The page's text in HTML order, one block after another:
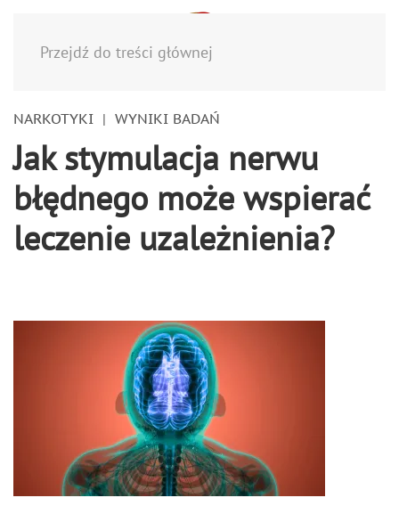
Przejdź do treści głównej
NARKOTYKI WYNIKI BADAŃ
Jak stymulacja nerwu
błędnego może wspierać
leczenie uzależnienia?